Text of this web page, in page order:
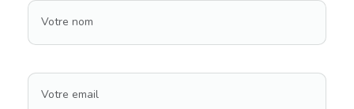
Votre nom
Votre email